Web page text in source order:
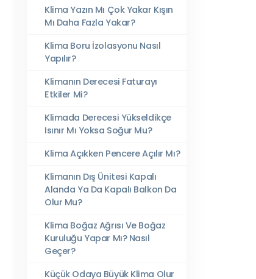
Klima Yazın Mı Çok Yakar Kışın
Mı Daha Fazla Yakar?
Klima Boru İzolasyonu Nasıl
Yapılır?
Klimanın Derecesi Faturayı
Etkiler Mi?
Klimada Derecesi Yükseldikçe
Isınır Mı Yoksa Soğur Mu?
Klima Açıkken Pencere Açılır Mı?
Klimanın Dış Ünitesi Kapalı
Alanda Ya Da Kapalı Balkon Da
Olur Mu?
Klima Boğaz Ağrısı Ve Boğaz
Kuruluğu Yapar Mı? Nasıl
Geçer?
Küçük Odaya Büyük Klima Olur